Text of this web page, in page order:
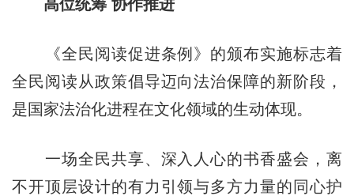
高位统筹 协作推进
《全民阅读促进条例》的颁布实施标志着
全民阅读从政策倡导迈向法治保障的新阶段，
是国家法治化进程在文化领域的生动体现。
一场全民共享、深入人心的书香盛会，离
不开顶层设计的有力引领与多方力量的同心护